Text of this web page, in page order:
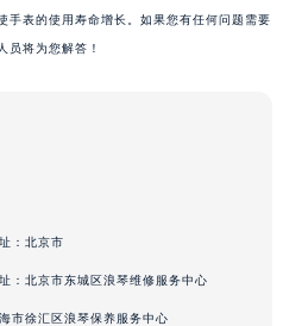
手表的使用寿命增长。如果您有任何问题需要
员将为您解答！
：北京市
：北京市东城区浪琴维修服务中心
市徐汇区浪琴保养服务中心